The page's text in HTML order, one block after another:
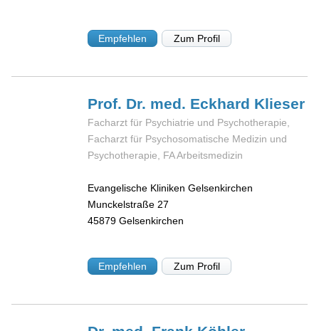
Empfehlen Zum Profil
Prof. Dr. med. Eckhard Klieser
Facharzt für Psychiatrie und Psychotherapie,
Facharzt für Psychosomatische Medizin und
Psychotherapie, FA Arbeitsmedizin
Evangelische Kliniken Gelsenkirchen
Munckelstraße 27
45879 Gelsenkirchen
Empfehlen Zum Profil